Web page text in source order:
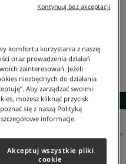
Spodnie Dresowe Paris Z Monogramem
komfortu korzystania z naszej
oraz prowadzenia działań
zainteresowań. Jeżeli
niezbędnych do działania
Aby zarządzać swoimi
możesz kliknąć przycisk
się z naszą Polityką
informacje.
Akceptuj wszystkie pliki
cookie
Kontynuuj bez akceptacji